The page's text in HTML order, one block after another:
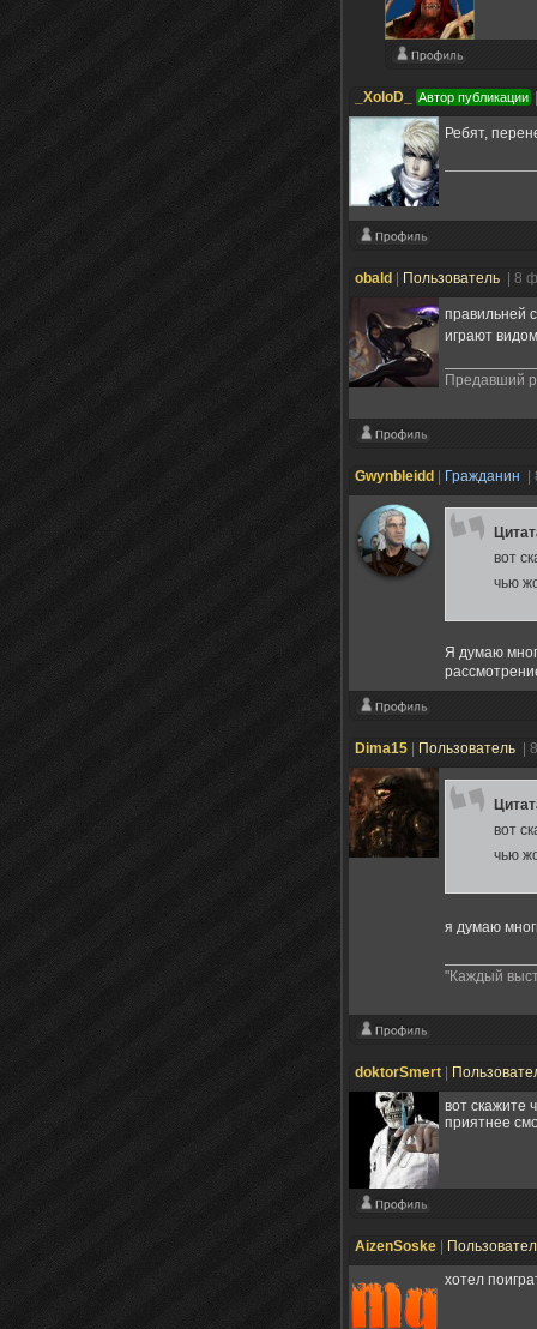
_XoloD_ Автор публикации
Ребят,
obald Пользователь | 8
правильней
играют
Предавший
Gwynbleidd Гражданин
вот
чью
Я думаю
Dima15 Пользователь |
вот
чью
я думаю
"Каждый
doktorSmert
вот скажите
приятнее
AizenSoske
хотел